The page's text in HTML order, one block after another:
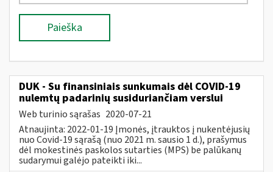
Paieška
DUK - Su finansiniais sunkumais dėl COVID-19
nulemtų padarinių susiduriančiam verslui
Web turinio sąrašas 2020-07-21
Atnaujinta: 2022-01-19 Įmonės, įtrauktos į nukentėjusių
nuo Covid-19 sąrašą (nuo 2021 m. sausio 1 d.), prašymus
dėl mokestinės paskolos sutarties (MPS) be palūkanų
sudarymui galėjo pateikti iki...